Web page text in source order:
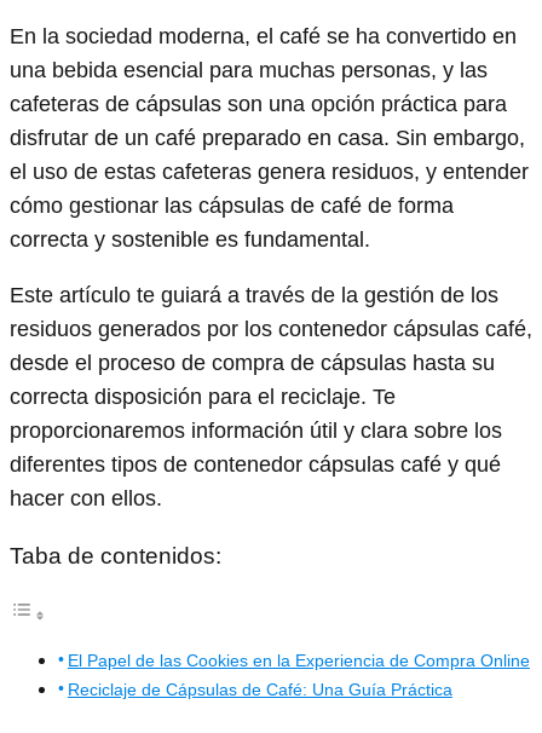
En la sociedad moderna, el café se ha convertido en
una bebida esencial para muchas personas, y las
cafeteras de cápsulas son una opción práctica para
disfrutar de un café preparado en casa. Sin embargo,
el uso de estas cafeteras genera residuos, y entender
cómo gestionar las cápsulas de café de forma
correcta y sostenible es fundamental.
Este artículo te guiará a través de la gestión de los
residuos generados por los contenedor cápsulas café,
desde el proceso de compra de cápsulas hasta su
correcta disposición para el reciclaje. Te
proporcionaremos información útil y clara sobre los
diferentes tipos de contenedor cápsulas café y qué
hacer con ellos.
Taba de contenidos:
El Papel de las Cookies en la Experiencia de Compra Online
Reciclaje de Cápsulas de Café: Una Guía Práctica